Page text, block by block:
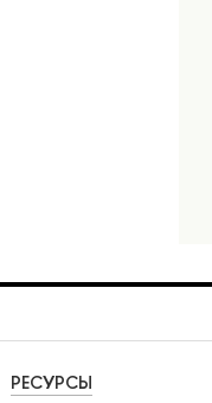
РЕСУРСЫ